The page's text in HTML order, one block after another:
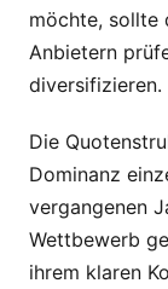
möchte, sollte
Anbietern
diversifizieren.
Die
Dominanz
vergangenen
Wettbewerb
ihrem klaren